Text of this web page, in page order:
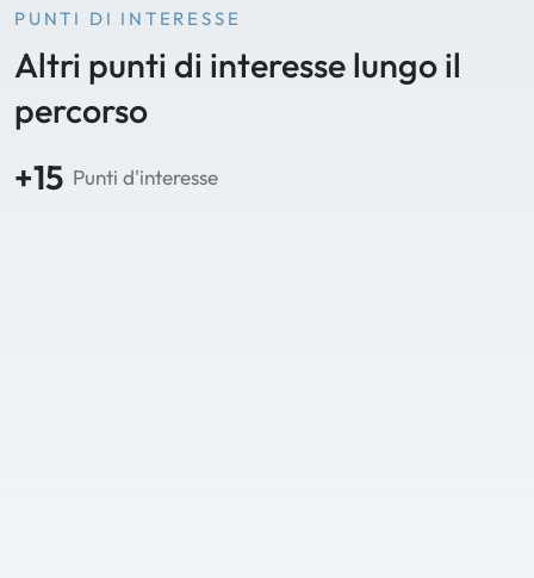
PUNTI DI INTERESSE
Altri punti di interesse lungo il
percorso
+15 Punti d'interesse